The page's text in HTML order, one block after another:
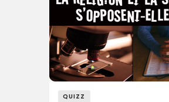
QUIZZ